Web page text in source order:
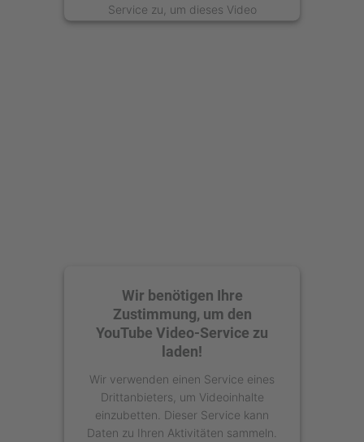
Service zu, um dieses Video
anzusehen.
Wir benötigen Ihre
Zustimmung, um den
YouTube Video-Service zu
laden!
Wir verwenden einen Service eines
Drittanbieters, um Videoinhalte
einzubetten. Dieser Service kann
Daten zu Ihren Aktivitäten sammeln.